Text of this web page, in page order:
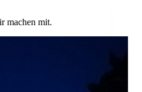
machen mit.